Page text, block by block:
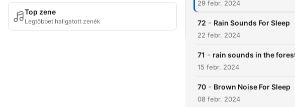
Top zene
Legtöbbet hallgatott zenék
29 febr. 2024
72 - Rain Sounds For Sleep
22 febr. 2024
71 - rain sounds in the
15 febr. 2024
70 - Brown Noise For Sleep
08 febr. 2024